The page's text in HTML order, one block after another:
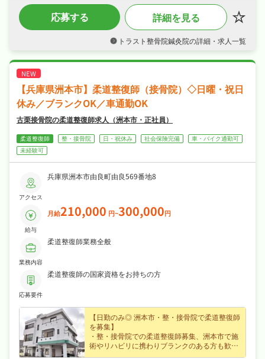
回あり。頑張りを正当に評価し高収入を目指せ
・年間休日105日・週休2日制、春夏冬の季節休
やすい職場です！
応募する 詳細を見る
トラスト整骨院鍼灸院の詳細・求人一覧
【兵庫県洲本市】柔道整復師（接骨院）◇日曜・祝日
休み／ブランクOK／車通勤OK
古栗接骨院の柔道整復師求人（洲本市・正社員）
柔道整復師 整・接骨院 日・祝休み 社会保険完備
車・バイク通勤可
未経験可
アクセス
兵庫県洲本市由良町由良569番地8
給与
月給210,000 円~300,000円
業務内容
柔道整復師業務全般
応募要件
柔道整復師の国家資格をお持ちの方
【日勤のみ◎ 洲本市・整・接骨院で柔道整復師
を募集】
・整・接骨院での柔道整復師募集、洲本市で施
術やリハビリに携わりブランクのある方も歓迎